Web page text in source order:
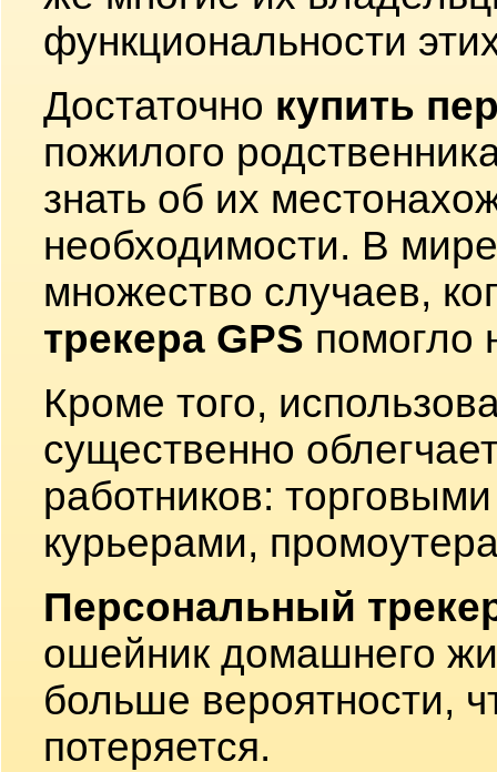
функциональности
Достаточно купить
пожилого
знать об их
необходимости. В
множество случаев,
трекера GPS помогло
Кроме того,
существенно
работников:
курьерами,
Персональный
ошейник домашнего
больше вероятности,
потеряется.